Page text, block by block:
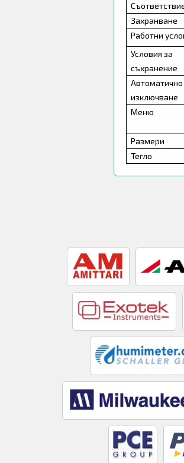
Захранване
Работни
Условия за
съхранение
Автоматично
изключване
Меню
Размери
Тегло